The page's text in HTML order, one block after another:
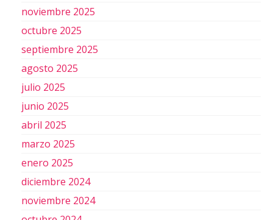
noviembre 2025
octubre 2025
septiembre 2025
agosto 2025
julio 2025
junio 2025
abril 2025
marzo 2025
enero 2025
diciembre 2024
noviembre 2024